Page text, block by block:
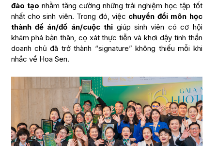
đào tạo nhằm tăng cường những trải nghiệm học tập tốt
nhất cho sinh viên. Trong đó, việc chuyển đổi môn học
thành đề án/đồ án/cuộc thi giúp sinh viên có cơ hội
khám phá bản thân, cọ xát thực tiễn và khơi dậy tinh thần
doanh chủ đã trở thành “signature” không thiếu mỗi khi
nhắc về Hoa Sen.